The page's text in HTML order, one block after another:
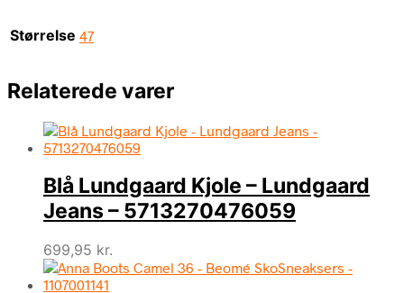
Størrelse 47
Relaterede varer
Blå Lundgaard Kjole – Lundgaard
Jeans – 5713270476059
699,95 kr.